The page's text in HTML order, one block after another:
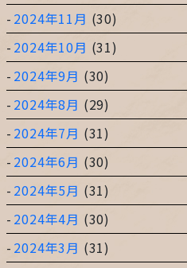
2024年11月 (30)
2024年10月 (31)
2024年9月 (30)
2024年8月 (29)
2024年7月 (31)
2024年6月 (30)
2024年5月 (31)
2024年4月 (30)
2024年3月 (31)